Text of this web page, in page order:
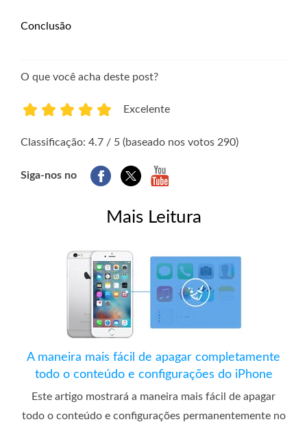
Conclusão
O que você acha deste post?
Excelente
Classificação: 4.7 / 5 (baseado nos votos 290)
Siga-nos no
Mais Leitura
A maneira mais fácil de apagar completamente
todo o conteúdo e configurações do iPhone
Este artigo mostrará a maneira mais fácil de apagar
todo o conteúdo e configurações permanentemente no